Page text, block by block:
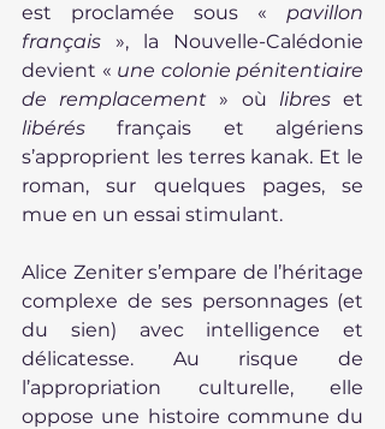
est proclamée sous « pavillon
français », la Nouvelle-Calédonie
devient « une colonie pénitentiaire
de remplacement » où libres
libérés français et algériens
s’approprient les terres kanak. Et le
roman, sur quelques pages, se
mue en un essai stimulant.
Alice Zeniter s’empare de l’héritage
complexe de ses personnages (et
du sien) avec intelligence et
délicatesse. Au risque de
l’appropriation culturelle, elle
oppose une histoire commune du